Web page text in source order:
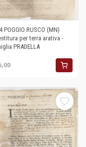
POGGIO RUSCO (MN)
per terra arativa -
PRADELLA